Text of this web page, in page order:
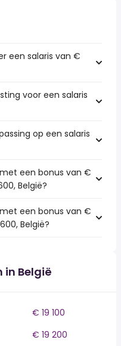
een salaris van €
voor een salaris
op een salaris
een bonus van €
België?
een bonus van €
België?
in België
€ 19 100
€ 19 200